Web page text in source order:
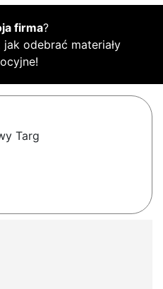
firma?
jak odebrać materiały
Targ